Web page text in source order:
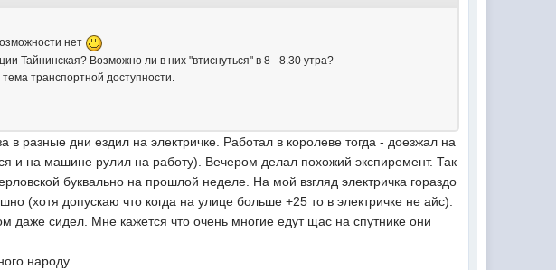
нет
Тайнинская? Возможно ли в них "втиснуться" в 8 - 8.30 утра?
транспортной доступности.
в разные дни ездил на электричке. Работал в королеве тогда - доезжал на
и на машине рулил на работу). Вечером делал похожий экспиремент. Так
буквально на прошлой неделе. На мой взгляд электричка гораздо
(хотя допускаю что когда на улице больше +25 то в электричке не айс).
сидел. Мне кажется что очень многие едут щас на спутнике они
народу.